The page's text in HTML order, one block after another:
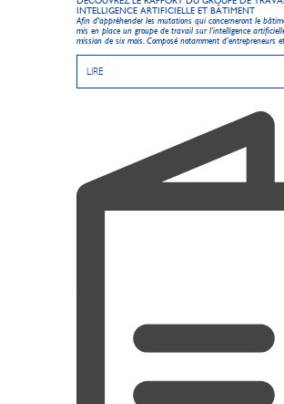
INTELLIGENCE ARTIFICIELLE ET BÂTIMENT
Afin d'appréhender les mutations qui concerneront le
mis en place un groupe de travail sur l’intelligence
mission de six mois. Composé notamment d’entrepreneurs
LIRE